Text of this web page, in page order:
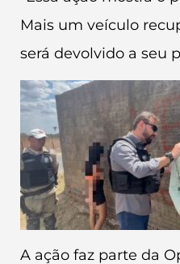
Mais um veículo
será devolvido a seu
A ação faz parte da